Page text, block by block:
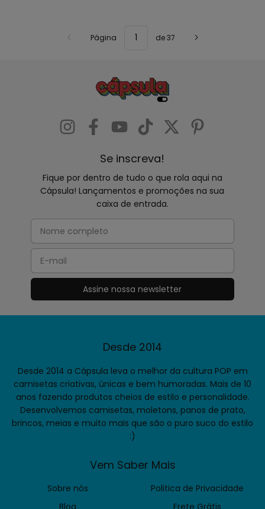
Página de 37
Se inscreva!
Fique por dentro de tudo o que rola aqui na
Cápsula! Lançamentos e promoções na sua
caixa de entrada.
Desde 2014
Desde 2014 a Cápsula leva o melhor da cultura POP em
camisetas criativas, únicas e bem humoradas. Mais de 10
anos fazendo produtos cheios de estilo e personalidade.
Desenvolvemos camisetas, moletons, panos de prato,
brincos, meias e muito mais que são o puro suco do estilo
:)
Vem Saber Mais
Sobre nós
Politica de Privacidade